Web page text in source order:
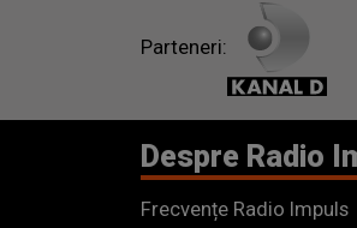
Parteneri:
Despre Radio
Frecvențe Radio Impuls